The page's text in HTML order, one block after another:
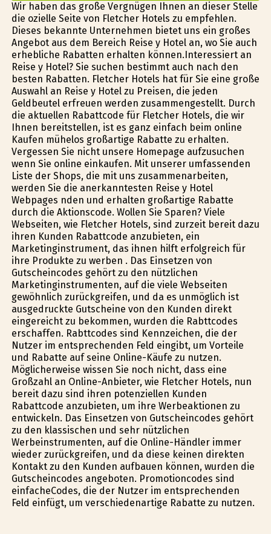
Wir haben das große Vergnügen Ihnen an dieser Stelle
die ofizielle Seite von Fletcher Hotels zu empfehlen.
Dieses bekannte Unternehmen bietet uns ein großes
Angebot aus dem Bereich Reise y Hotel an, wo Sie auch
erhebliche Rabatten erhalten können.Interessiert an
Reise y Hotel? Sie suchen bestimmt auch nach den
besten Rabatten. Fletcher Hotels hat für Sie eine große
Auswahl an Reise y Hotel zu Preisen, die jeden
Geldbeutel erfreuen werden zusammengestellt. Durch
die aktuellen Rabattcode für Fletcher Hotels, die wir
Ihnen bereitstellen, ist es ganz einfach beim online
Kaufen mühelos großartige Rabatte zu erhalten.
Vergessen Sie nicht unsere Homepage aufzusuchen
wenn Sie online einkaufen. Mit unserer umfassenden
Liste der Shops, die mit uns zusammenarbeiten,
werden Sie die anerkanntesten Reise y Hotel
Webpages finden und erhalten großartige Rabatte
durch die Aktionscode. Wollen Sie Sparen? Viele
Webseiten, wie Fletcher Hotels, sind zurzeit bereit dazu
ihren Kunden Rabattcode anzubieten, ein
Marketinginstrument, das ihnen hilft erfolgreich für
ihre Produkte zu werben . Das Einsetzen von
Gutscheincodes gehört zu den nützlichen
Marketinginstrumenten, auf die viele Webseiten
gewöhnlich zurückgreifen, und da es unmöglich ist
ausgedruckte Gutscheine von den Kunden direkt
eingereicht zu bekommen, wurden die Rabttcodes
erschaffen. Rabttcodes sind Kennzeichen, die der
Nutzer im entsprechenden Feld eingibt, um Vorteile
und Rabatte auf seine Online-Käufe zu nutzen.
Möglicherweise wissen Sie noch nicht, dass eine
Großzahl an Online-Anbieter, wie Fletcher Hotels, nun
bereit dazu sind ihren potenziellen Kunden
Rabattcode anzubieten, um ihre Werbeaktionen zu
entwickeln. Das Einsetzen von Gutscheincodes gehört
zu den klassischen und sehr nützlichen
Werbeinstrumenten, auf die Online-Händler immer
wieder zurückgreifen, und da diese keinen direkten
Kontakt zu den Kunden aufbauen können, wurden die
Gutscheincodes angeboten. Promotioncodes sind
einfacheCodes, die der Nutzer im entsprechenden
Feld einfügt, um verschiedenartige Rabatte zu nutzen.